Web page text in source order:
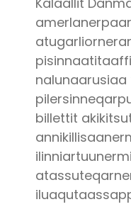
billettit